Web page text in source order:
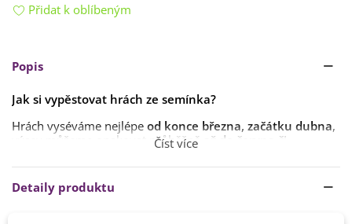
Přidat k oblíbeným
Popis
Jak si vypěstovat hrách ze semínka?
Hrách vyséváme nejlépe od konce března, začátku dubna,
výsev můžeme opakovat průběžně až do června či
úrodu.
Semena vyséváme do hloubky
Číst více
Detaily produktu